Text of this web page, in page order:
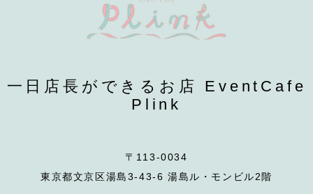
一日店長ができるお店 EventCafe
Plink
〒113-0034
東京都文京区湯島3-43-6 湯島ル・モンビル2階